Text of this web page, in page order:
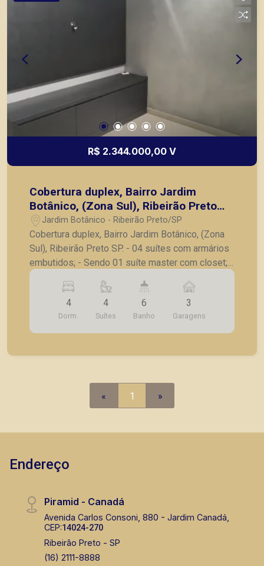
R$ 2.344.000,00 V
Cobertura duplex, Bairro Jardim
Botânico, (Zona Sul), Ribeirão Preto
SP.Jardim Botânico - Ribeirão Preto/SP
Cobertura duplex, Bairro Jardim Botânico, (Zona
Sul), Ribeirão Preto SP. - 04 suítes com armários
embutidos; - Sendo 01 suíte master com closet; -
Lavabo; - Sala para 02 ambientes; - Sala de tv; -
Varanda gourmet com churrasqueira; - Deck com
piscina; - Vestiário; - Cozinha planejada; -
Lavanderia; - Despensa; - 03 vagas de garagens.
A Piramid tem como objetivo atender seus
4
Dorm.
4
Suítes
6
Banho
3
Garagens
« 1 »
Endereço
Piramid - Canadá
Avenida Carlos Consoni, 880 - Jardim Canadá,
CEP:14024-270
Ribeirão Preto - SP
(16) 2111-8888